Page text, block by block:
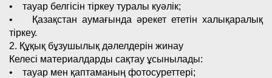
• тауар белгісін тіркеу туралы куәлік;
• Қазақстан аумағында әрекет ететін халықаралық
тіркеу.
2. Құқық бұзушылық дәлелдерін жинау
Келесі материалдарды сақтау ұсынылады:
• тауар мен қаптаманың фотосуреттері;